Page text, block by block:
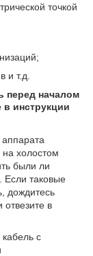
точкой
и т.д.
перед началом
в инструкции
на холостом
были ли
Если таковые
дождитесь
в
с